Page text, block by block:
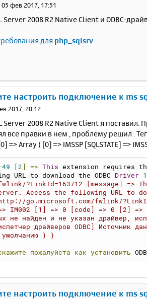
05 фев 2017, 17:51
Server 2008 R2 Native Client и ODBC-
для php_sqlsrv
настроить подключение к ms
2017, 20:12
Server 2008 R2 Native Client я
все правки в нем , проблему решил .
=> Array ( [0] => IMSSP [SQLSTATE] =>
49 2 => This extension requires the
URL to download the ODBC Driver
?LinkId=163712 [message] =>
Access the following URL to
go.microsoft.com/fwlink/
IM002 [1] => 0 [code] => 0 [2] =>
не найден и не указан драйвер,
драйверов ODBC] Источник
) )
пожалуйста как установить
настроить подключение к ms